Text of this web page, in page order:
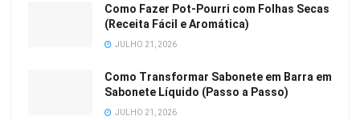
Como Fazer Pot-Pourri com Folhas Secas
(Receita Fácil e Aromática)
JULHO 21, 2026
Como Transformar Sabonete em Barra em
Sabonete Líquido (Passo a Passo)
JULHO 21, 2026